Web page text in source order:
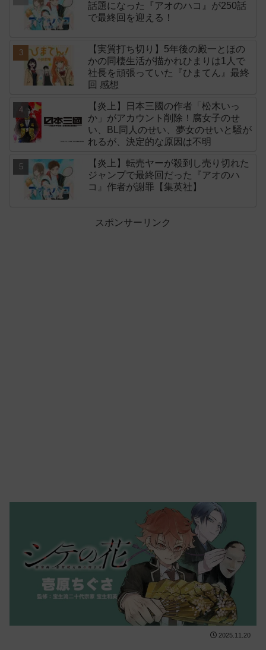
話題になった『アオのハコ』が250話
で最終回を迎える！
【実質打ち切り】5年後の殿一とほの
かの同棲生活が描かれひまりは1人で
社長を頑張っていた『ひまてん』最終
回 感想
【炎上】日本三國の作者「松木いっ
か」がアカウント削除！腐女子のせ
い、BL同人のせい、夢女のせいと騒が
れるが、決定的な原因は不明
【炎上】転売ヤーが殺到し売り切れた
ジャンプで最終回だった『アオのハ
コ』作者が謝罪【集英社】
スポンサーリンク
2025.11.20